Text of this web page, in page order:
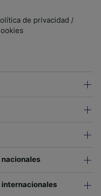
de privacidad /
internacionales